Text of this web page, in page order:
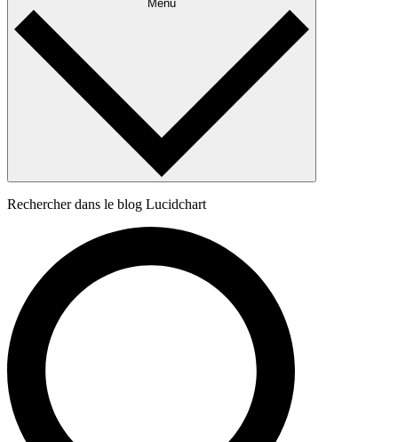
Menu
Rechercher dans le blog Lucidchart